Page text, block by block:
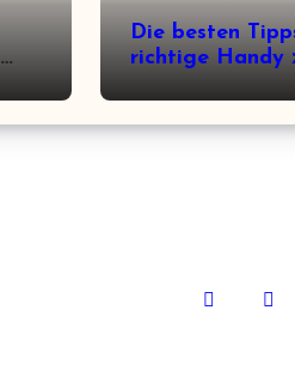
Die besten
richtige Handy